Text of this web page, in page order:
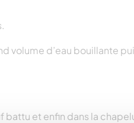
volume d’eau bouillante
battu et enfin dans la